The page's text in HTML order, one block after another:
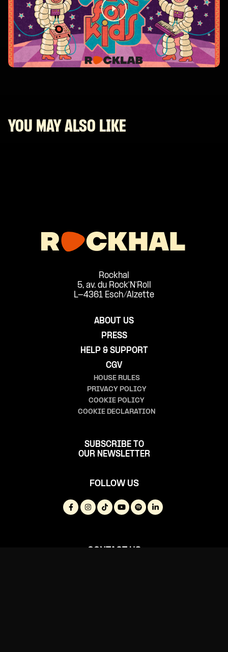
YOU MAY ALSO LIKE
Rockhal
5, av. du Rock'N'Roll
L-4361 Esch/Alzette
ABOUT US
PRESS
HELP & SUPPORT
CGV
HOUSE RULES
PRIVACY POLICY
COOKIE POLICY
COOKIE DECLARATION
SUBSCRIBE TO
OUR NEWSLETTER
FOLLOW US
CONTACT US